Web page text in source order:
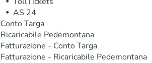
AS 24
Conto Targa
Ricaricabile Pedemontana
Fatturazione - Conto Targa
Fatturazione - Ricaricabile Pedemontana